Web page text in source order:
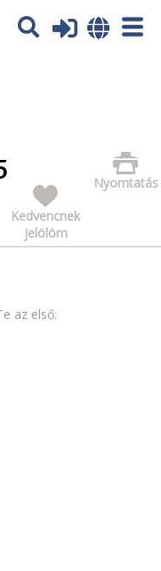
tájékoztatás itt:
Nyomtatás
Kedvencnek
jelölöm
az első: